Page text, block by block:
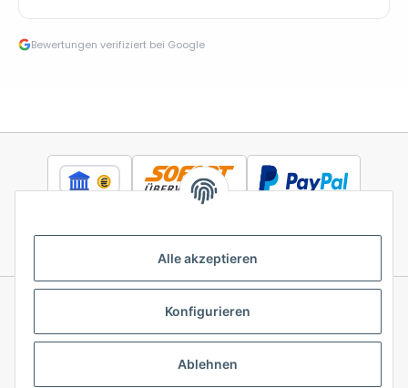
Alle akzeptieren
Konfigurieren
Ablehnen
Bewertungen verifiziert bei Google
Informationen